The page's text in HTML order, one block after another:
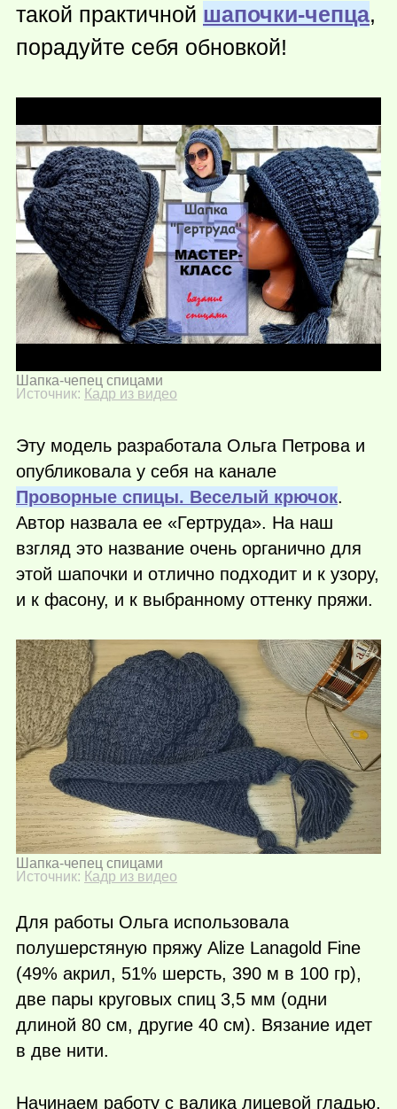
такой практичной шапочки-чепца,
порадуйте себя обновкой!
Шапка-чепец спицами
Источник: Кадр из видео
Эту модель разработала Ольга Петрова и
опубликовала у себя на канале
Проворные спицы. Веселый крючок.
Автор назвала ее «Гертруда». На наш
взгляд это название очень органично для
этой шапочки и отлично подходит и к узору,
и к фасону, и к выбранному оттенку пряжи.
Шапка-чепец спицами
Источник: Кадр из видео
Для работы Ольга использовала
полушерстяную пряжу Alize Lanagold Fine
(49% акрил, 51% шерсть, 390 м в 100 гр),
две пары круговых спиц 3,5 мм (одни
длиной 80 см, другие 40 см). Вязание идет
в две нити.
Начинаем работу с валика лицевой гладью,